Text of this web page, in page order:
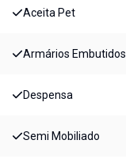
Aceita Pet
Armários Embutidos
Despensa
Semi Mobiliado